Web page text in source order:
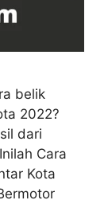
belik
2022?
dari
Cara
Kota